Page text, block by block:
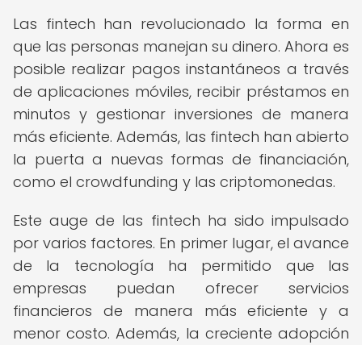
Las fintech han revolucionado la forma en
que las personas manejan su dinero. Ahora es
posible realizar pagos instantáneos a través
de aplicaciones móviles, recibir préstamos en
minutos y gestionar inversiones de manera
más eficiente. Además, las fintech han abierto
la puerta a nuevas formas de financiación,
como el crowdfunding y las criptomonedas.
Este auge de las fintech ha sido impulsado
por varios factores. En primer lugar, el avance
de la tecnología ha permitido que las
empresas puedan ofrecer servicios
financieros de manera más eficiente y a
menor costo. Además, la creciente adopción